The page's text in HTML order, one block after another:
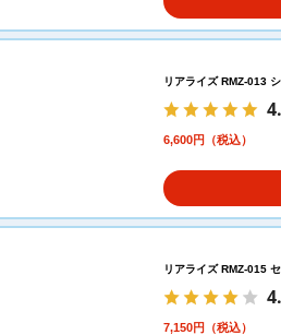
リアライズ RMZ-013
6,600円（税込）
リアライズ RMZ-015
7,150円（税込）